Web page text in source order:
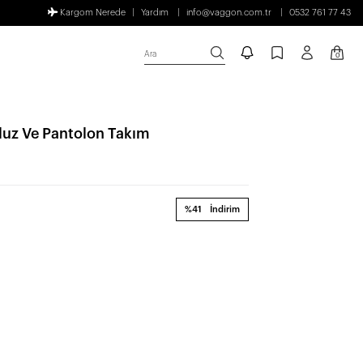
Kargom Nerede Yardım info@vaggon.com.tr 0532 761 77 43
Ara 0
Ve Pantolon Takım
%41 İndirim